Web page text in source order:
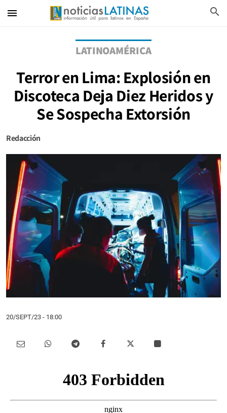
menu search
LATINOAMÉRICA
Terror en Lima: Explosión en
Discoteca Deja Diez Heridos y
Se Sospecha Extorsión
Redacción
20/SEPT/23 - 18:00